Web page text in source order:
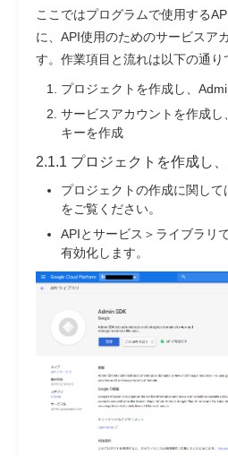
ここではプログラムで使用する
に、API使用のためのサービスア
す。作業項目と流れは以下の通り
プロジェクトを作成し、
サービスアカウントを作成し
キーを作成
2.1.1 プロジェクトを作成し
プロジェクトの作成に関して
をご覧ください。
APIとサービス＞ライブラリ
有効化します。